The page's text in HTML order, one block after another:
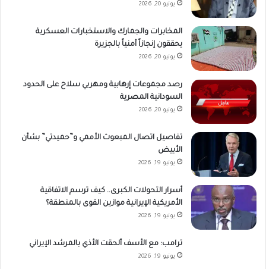
يونيو 20, 2026
المخابرات والجمارك والاستخبارات العسكرية
يحققون إنجازاً أمنياً بالجزيرة
يونيو 20, 2026
رصد مجموعات إرهابية ومهربي سلاح على الحدود
السودانية المصرية
يونيو 20, 2026
تفاصيل اتصال المبعوث الأممي و”حميدتي” بشأن
الأبيض
يونيو 19, 2026
أسرار التحولات الكبرى.. كيف ترسم الاتفاقية
الأمريكية الإيرانية موازين القوى بالمنطقة؟
يونيو 19, 2026
ترامب: مع الأسف ألحقت الأذي بالمرشد الإيراني
يونيو 19, 2026